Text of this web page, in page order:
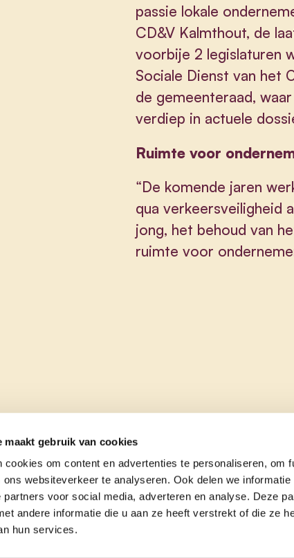
maakt gebruik van cookies
cookies om content en advertenties te personaliseren, om
ons websiteverkeer te analyseren. Ook delen we
partners voor social media, adverteren en analyse. Deze
andere informatie die u aan ze heeft verstrekt of die ze
hun services.
passie lokale
CD&V Kalmthout, de
voorbije 2 legislaturen
Sociale Dienst van het
de gemeenteraad,
verdiep in actuele
Ruimte voor
“De komende jaren
qua verkeersveiligheid
jong, het behoud van
ruimte voor